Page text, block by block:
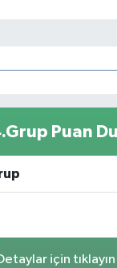
Puan
için tıklayın